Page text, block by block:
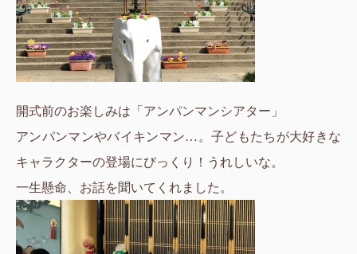
開式前のお楽しみは「アンパンマンシアター」
アンパンマンやバイキンマン…。子どもたちが大好きな
キャラクターの登場にびっくり！うれしいな。
一生懸命、お話を聞いてくれました。